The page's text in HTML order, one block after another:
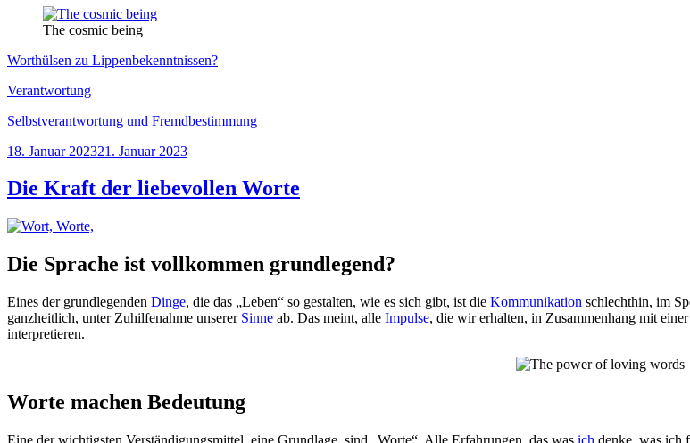
The cosmic being
Worthülsen zu Lippenbekenntnissen?
Verantwortung
Selbstverantwortung und Fremdbestimmung
Veröffentlicht
18. Januar 202321. Januar 2023
Die Kraft der liebevollen Worte
Die Sprache ist vollkommen grundlegend?
Eines der grundlegenden Dinge, die das „Leben“ so gestalten, wie es sich gibt, ist die Kommunikation schlechthin, im
ganzheitlich, unter Zuhilfenahme unserer Sinne ab. Das meint, alle Impulse, die wir erhalten, in Zusammenhang mit
interpretieren.
Worte machen Bedeutung
Eine der wichtigsten Verständigungsmittel, eine Grundlage, sind „Worte“. Alle Erfahrungen, das was ich denke, was ich